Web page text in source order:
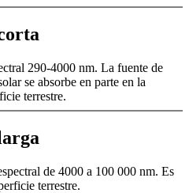
290-4000 nm. La fuente de
se absorbe en parte en la
terrestre.
de 4000 a 100 000 nm. Es
terrestre.